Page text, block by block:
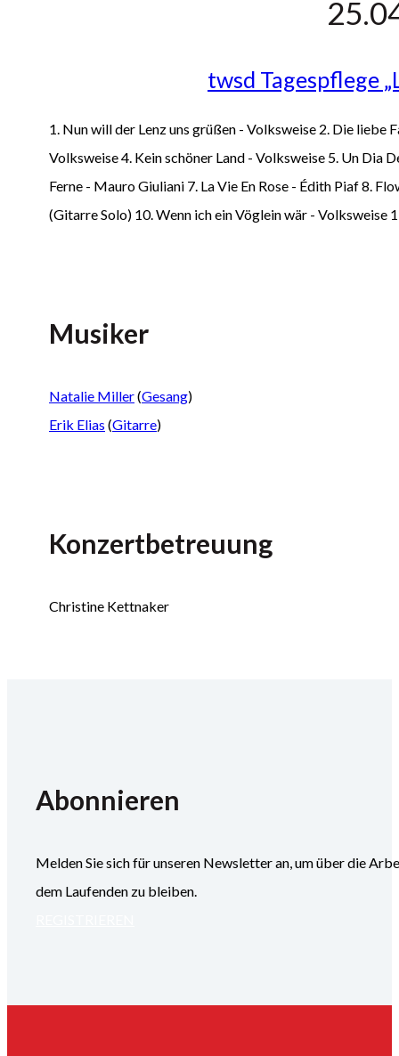
twsd Tagespflege
1. Nun will der Lenz uns grüßen - Volksweise 2. Die liebe
Volksweise 4. Kein schöner Land - Volksweise 5. Un Dia
Ferne - Mauro Giuliani 7. La Vie En Rose - Édith Piaf 8.
(Gitarre Solo) 10. Wenn ich ein Vöglein wär - Volksweise
Musiker
Natalie Miller(Gesang)
Erik Elias (Gitarre)
Konzertbetreuung
Christine Kettnaker
Abonnieren
Melden Sie sich für unseren Newsletter an, um über die
dem Laufenden zu bleiben.